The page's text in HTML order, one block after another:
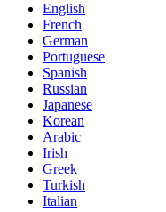
English
French
German
Portuguese
Spanish
Russian
Japanese
Korean
Arabic
Irish
Greek
Turkish
Italian